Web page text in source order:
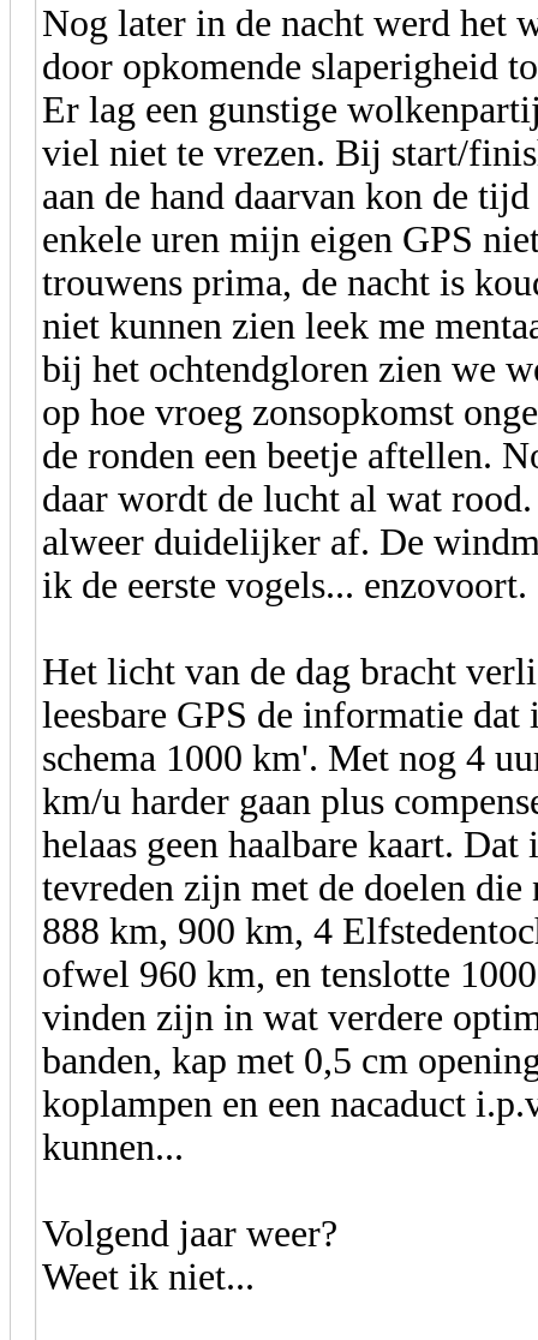
Nog later in de nacht werd het
door opkomende slaperigheid
Er lag een gunstige
viel niet te vrezen. Bij start/
aan de hand daarvan kon de
enkele uren mijn eigen GPS
trouwens prima, de nacht is
niet kunnen zien leek me
bij het ochtendgloren zien we
op hoe vroeg zonsopkomst
de ronden een beetje aftellen.
daar wordt de lucht al wat
alweer duidelijker af. De
ik de eerste vogels... enzovoort.
Het licht van de dag bracht
leesbare GPS de informatie
schema 1000 km'. Met nog 4
km/u harder gaan plus
helaas geen haalbare kaart.
tevreden zijn met de doelen
888 km, 900 km, 4
ofwel 960 km, en tenslotte
vinden zijn in wat verdere
banden, kap met 0,5 cm
koplampen en een nacaduct
kunnen...
Volgend jaar weer?
Weet ik niet...